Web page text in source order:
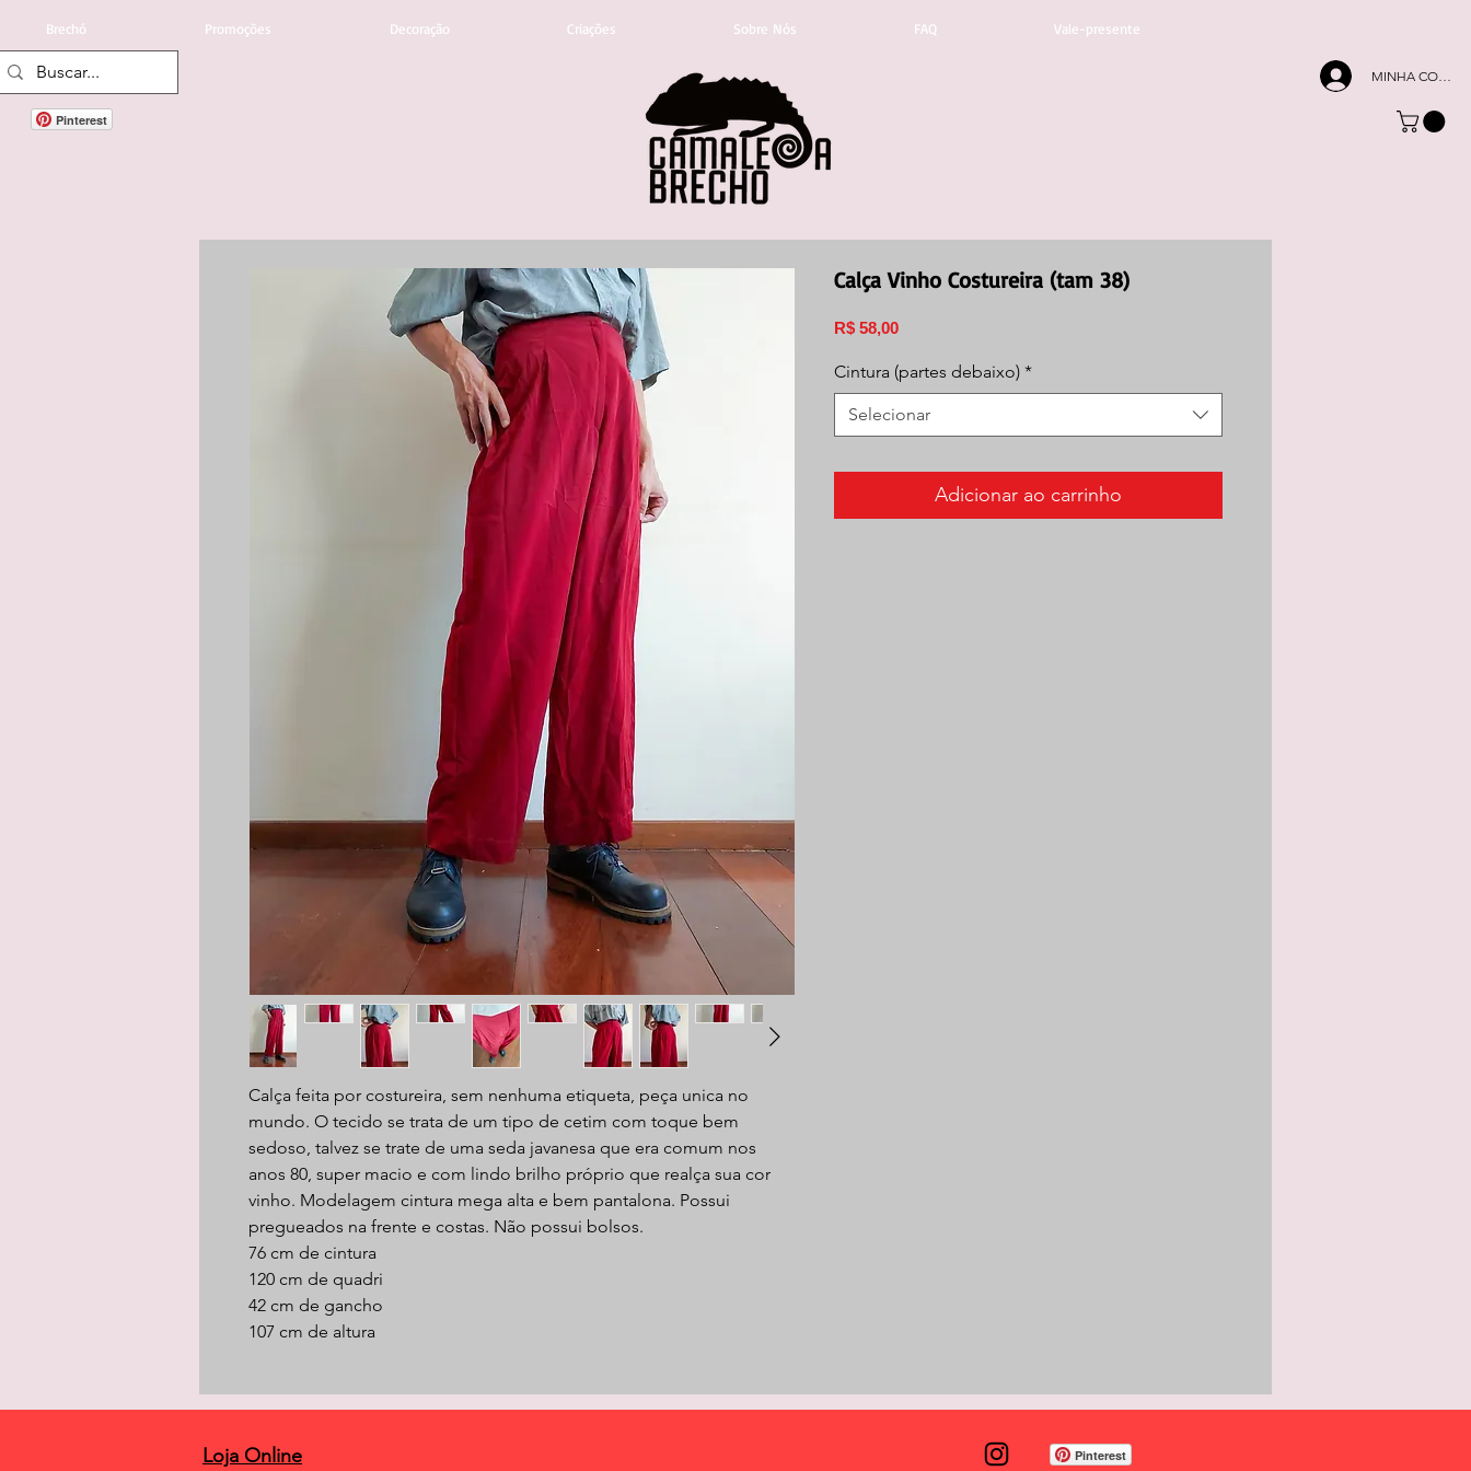
Brechó Promoções Decoração Criações Sobre Nós FAQ Vale-presente
MINHA CONTA
Pinterest
Calça feita por costureira, sem nenhuma etiqueta, peça unica no
mundo. O tecido se trata de um tipo de cetim com toque bem
sedoso, talvez se trate de uma seda javanesa que era comum nos
anos 80, super macio e com lindo brilho próprio que realça sua cor
vinho. Modelagem cintura mega alta e bem pantalona. Possui
pregueados na frente e costas. Não possui bolsos.
76 cm de cintura
120 cm de quadri
42 cm de gancho
107 cm de altura
Calça Vinho Costureira (tam 38)
R$ 58,00Preço
Cintura (partes debaixo) *
Selecionar
Adicionar ao carrinho
Loja Online Pinterest